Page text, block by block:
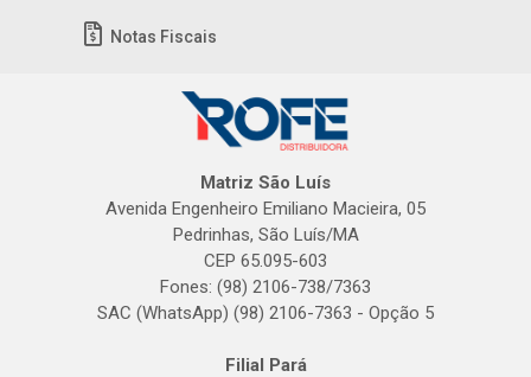
Notas Fiscais
Matriz São Luís
Avenida Engenheiro Emiliano Macieira, 05
Pedrinhas, São Luís/MA
CEP 65.095-603
Fones: (98) 2106-738/7363
SAC (WhatsApp) (98) 2106-7363 - Opção 5
Filial Pará